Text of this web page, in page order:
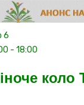
6
-18:00
коло